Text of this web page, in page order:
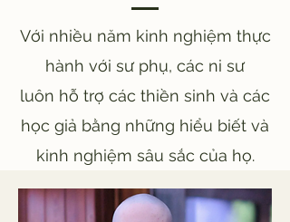
Với nhiều năm kinh nghiệm thực
hành với sư phụ, các ni sư
luôn hỗ trợ các thiền sinh và các
học giả bằng những hiểu biết và
kinh nghiệm sâu sắc của họ.